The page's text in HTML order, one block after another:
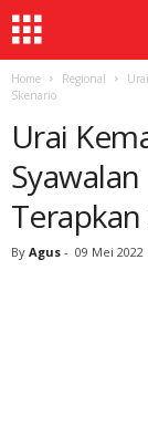
Home Regional
Skenario
Urai
By Agus - 09 Mei 2022